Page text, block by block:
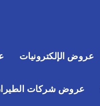
عروض الإلكترونيات
عروض شركات